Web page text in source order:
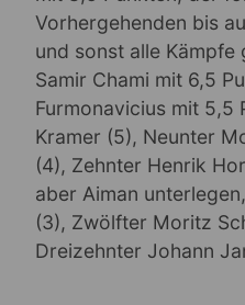
Vorhergehenden bis
und sonst alle Kämpfe
Samir Chami mit 6,5
Furmonavicius mit 5,5
Kramer (5), Neunter
(4), Zehnter Henrik
aber Aiman
(3), Zwölfter Moritz
Dreizehnter Johann